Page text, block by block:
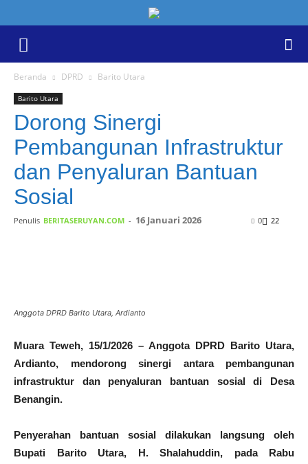
Beranda DPRD Barito Utara
Barito Utara
Dorong Sinergi
Pembangunan Infrastruktur
dan Penyaluran Bantuan
Sosial
Penulis BERITASERUYAN.COM - 16 Januari 2026 22
0
Anggota DPRD Barito Utara, Ardianto
Muara Teweh, 15/1/2026 – Anggota DPRD Barito Utara,
Ardianto, mendorong sinergi antara pembangunan
infrastruktur dan penyaluran bantuan sosial di Desa
Benangin.
Penyerahan bantuan sosial dilakukan langsung oleh
Bupati Barito Utara, H. Shalahuddin, pada Rabu